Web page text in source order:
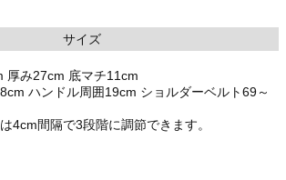
サイズ
厚み27cm 底マチ11cm
ハンドル周囲19cm ショルダーベルト69～
4cm間隔で3段階に調節できます。